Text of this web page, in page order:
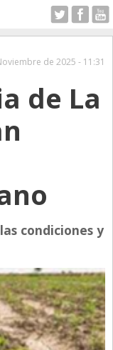
de 2025 - 11:31
de La
condiciones y